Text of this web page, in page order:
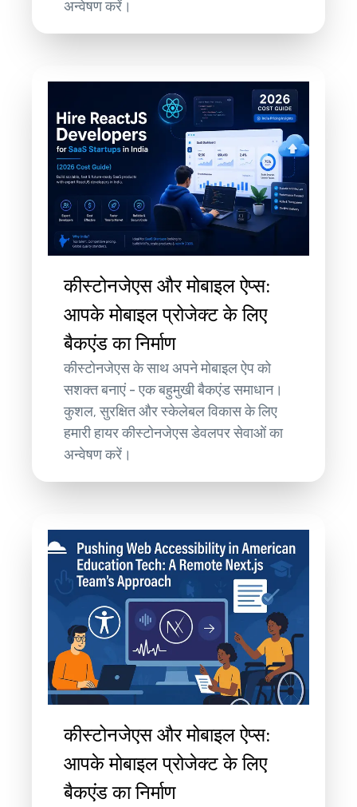
अन्वेषण करें।
कीस्टोनजेएस और मोबाइल ऐप्स:
आपके मोबाइल प्रोजेक्ट के लिए
बैकएंड का निर्माण
कीस्टोनजेएस के साथ अपने मोबाइल ऐप को
सशक्त बनाएं - एक बहुमुखी बैकएंड समाधान।
कुशल, सुरक्षित और स्केलेबल विकास के लिए
हमारी हायर कीस्टोनजेएस डेवलपर सेवाओं का
अन्वेषण करें।
कीस्टोनजेएस और मोबाइल ऐप्स:
आपके मोबाइल प्रोजेक्ट के लिए
बैकएंड का निर्माण